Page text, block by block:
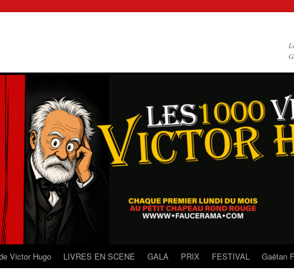
Victor Hugo LIVRES EN SCENE GALA PRIX FESTIVAL Gaëtan